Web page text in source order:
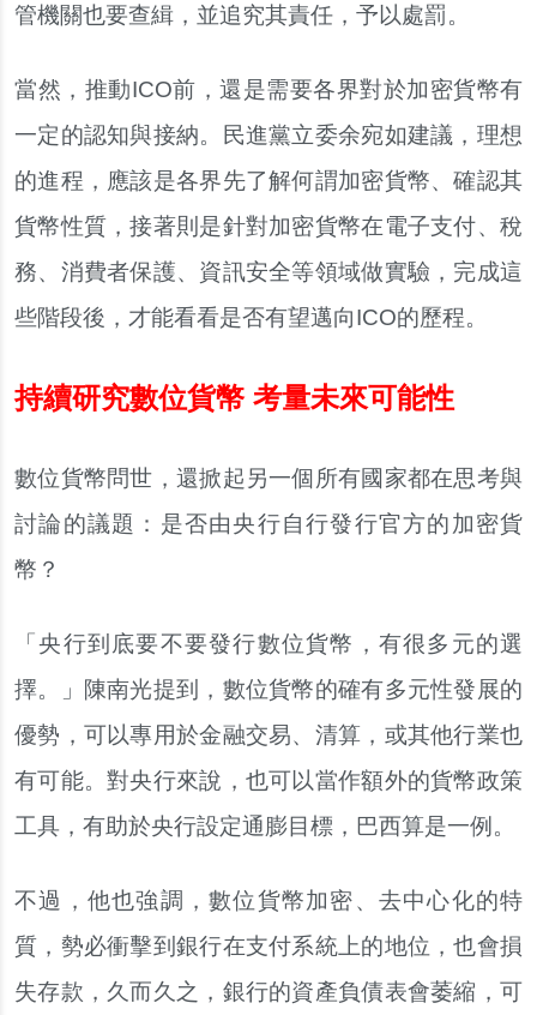
管機關也要查緝，並追究其責任，予以處罰。
當然，推動ICO前，還是需要各界對於加密貨幣有
一定的認知與接納。民進黨立委余宛如建議，理想
的進程，應該是各界先了解何謂加密貨幣、確認其
貨幣性質，接著則是針對加密貨幣在電子支付、稅
務、消費者保護、資訊安全等領域做實驗，完成這
些階段後，才能看看是否有望邁向ICO的歷程。
持續研究數位貨幣 考量未來可能性
數位貨幣問世，還掀起另一個所有國家都在思考與
討論的議題：是否由央行自行發行官方的加密貨
幣？
「央行到底要不要發行數位貨幣，有很多元的選
擇。」陳南光提到，數位貨幣的確有多元性發展的
優勢，可以專用於金融交易、清算，或其他行業也
有可能。對央行來說，也可以當作額外的貨幣政策
工具，有助於央行設定通膨目標，巴西算是一例。
不過，他也強調，數位貨幣加密、去中心化的特
質，勢必衝擊到銀行在支付系統上的地位，也會損
失存款，久而久之，銀行的資產負債表會萎縮，可